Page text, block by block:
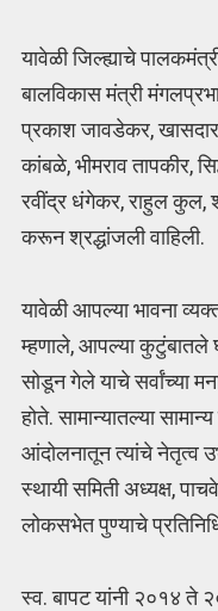
यावेळी जिल्ह्याचे
बालविकास मंत्री
प्रकाश जावडेकर,
कांबळे, भीमराव तापकीर,
रवींद्र धंगेकर, राहुल कुल,
करून श्रद्धांजली वाहिली.
यावेळी आपल्या भावना
म्हणाले, आपल्या कुटुंबातले
सोडून गेले याचे सर्वांच्या
होते. सामान्यातल्या
आंदोलनातून त्यांचे नेतृत्व
स्थायी समिती अध्यक्ष,
लोकसभेत पुण्याचे
स्व. बापट यांनी २०१४ ते